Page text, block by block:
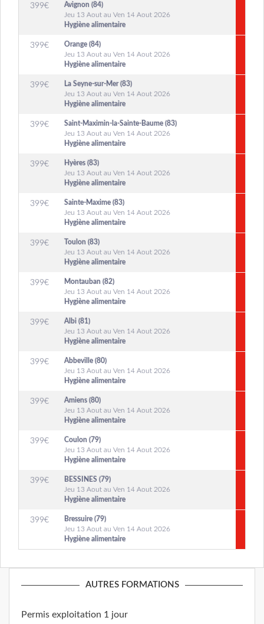
399€
Avignon (84)
Jeu 13 Aout au Ven 14 Aout 2026
Hygiène alimentaire
399€
Orange (84)
Jeu 13 Aout au Ven 14 Aout 2026
Hygiène alimentaire
399€
La Seyne-sur-Mer (83)
Jeu 13 Aout au Ven 14 Aout 2026
Hygiène alimentaire
399€
Saint-Maximin-la-Sainte-Baume (83)
Jeu 13 Aout au Ven 14 Aout 2026
Hygiène alimentaire
399€
Hyères (83)
Jeu 13 Aout au Ven 14 Aout 2026
Hygiène alimentaire
399€
Sainte-Maxime (83)
Jeu 13 Aout au Ven 14 Aout 2026
Hygiène alimentaire
399€
Toulon (83)
Jeu 13 Aout au Ven 14 Aout 2026
Hygiène alimentaire
399€
Montauban (82)
Jeu 13 Aout au Ven 14 Aout 2026
Hygiène alimentaire
399€
Albi (81)
Jeu 13 Aout au Ven 14 Aout 2026
Hygiène alimentaire
399€
Abbeville (80)
Jeu 13 Aout au Ven 14 Aout 2026
Hygiène alimentaire
399€
Amiens (80)
Jeu 13 Aout au Ven 14 Aout 2026
Hygiène alimentaire
399€
Coulon (79)
Jeu 13 Aout au Ven 14 Aout 2026
Hygiène alimentaire
399€
BESSINES (79)
Jeu 13 Aout au Ven 14 Aout 2026
Hygiène alimentaire
399€
Bressuire (79)
Jeu 13 Aout au Ven 14 Aout 2026
Hygiène alimentaire
AUTRES FORMATIONS
Permis exploitation 1 jour